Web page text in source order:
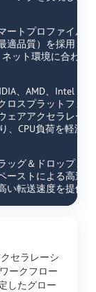
ートプロファイル
適品質）を採用し
ネット環境に合わせ
、AMD、Intel
ロスプラットフォ
ェアアクセラレー
り、CPU負荷を軽減
ッグ＆ドロップま
ーストによる高速
い転送速度を提供
セラレーシ
ークフロー
したグロー